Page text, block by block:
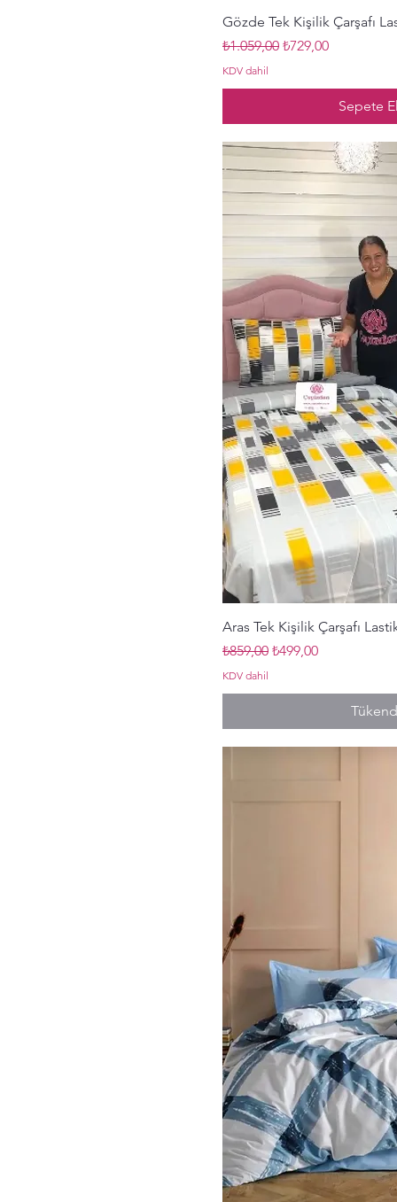
Hızlı
Gözde Tek Kişilik Çarşafı
Normal Fiyat
₺1.059,00 İndirimli Fiyat
₺729,00
KDV dahil
Sepete
Hızlı
Aras Tek Kişilik Çarşafı
Normal Fiyat
₺859,00 İndirimli Fiyat
₺499,00
KDV dahil